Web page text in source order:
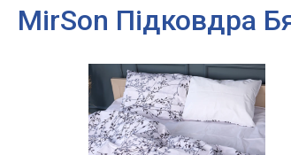
MirSon Підковдра